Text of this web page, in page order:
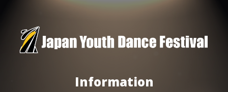
Information